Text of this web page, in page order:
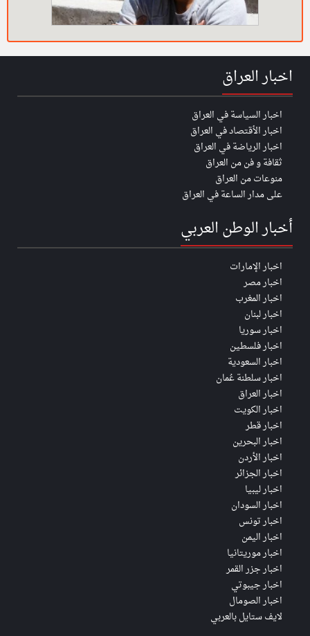
اخبار العراق
اخبار السياسة في العراق
اخبار الأقتصاد في العراق
اخبار الرياضة في العراق
ثقافة و فن من العراق
منوعات من العراق
على مدار الساعة في العراق
أخبار الوطن العربي
اخبار الإمارات
اخبار مصر
اخبار المغرب
اخبار لبنان
اخبار سوريا
اخبار فلسطين
اخبار السعودية
اخبار سلطنة عُمان
اخبار العراق
اخبار الكويت
اخبار قطر
اخبار البحرين
اخبار الأردن
اخبار الجزائر
اخبار ليبيا
اخبار السودان
اخبار تونس
اخبار اليمن
اخبار موريتانيا
اخبار جزر القمر
اخبار جيبوتي
اخبار الصومال
لايف ستايل بالعربي